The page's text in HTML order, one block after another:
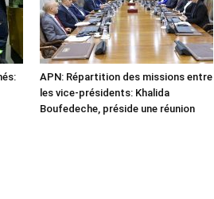
APN: Répartition des missions entre
les vice-présidents: Khalida
Boufedeche, préside une réunion